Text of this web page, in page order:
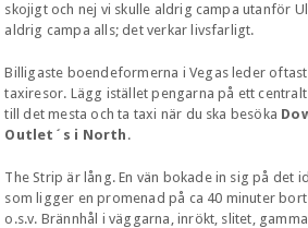
skojigt och nej vi skulle aldrig campa utanför
aldrig campa alls; det verkar livsfarligt.
Billigaste boendeformerna i Vegas leder
taxiresor. Lägg istället pengarna på ett
till det mesta och ta taxi när du ska besöka
Outlet´s i North .
The Strip är lång. En vän bokade in sig på det
som ligger en promenad på ca 40 minuter
o.s.v. Brännhål i väggarna, inrökt, slitet,